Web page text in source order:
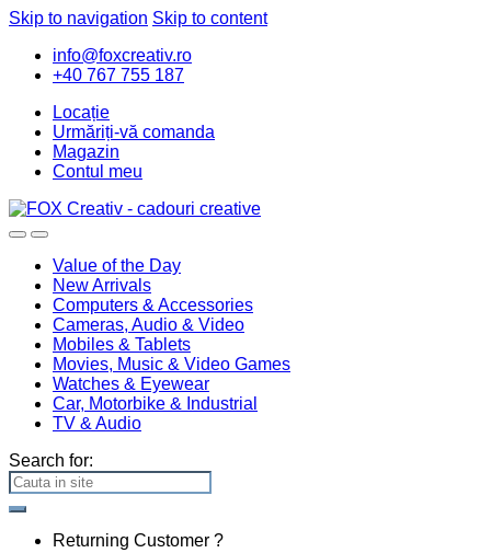
Skip to navigation Skip to content
info@foxcreativ.ro
+40 767 755 187
Locație
Urmăriți-vă comanda
Magazin
Contul meu
Value of the Day
New Arrivals
Computers & Accessories
Cameras, Audio & Video
Mobiles & Tablets
Movies, Music & Video Games
Watches & Eyewear
Car, Motorbike & Industrial
TV & Audio
Search for:
Returning Customer ?